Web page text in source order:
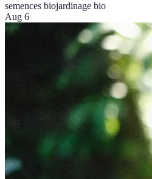
semences biojardinage bio
Aug 6